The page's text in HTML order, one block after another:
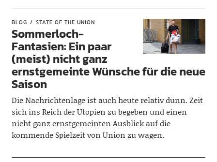
BLOG STATE OF THE UNION
Sommerloch-
Fantasien: Ein paar
(meist) nicht ganz
ernstgemeinte Wünsche für die neue
Saison
Die Nachrichtenlage ist auch heute relativ dünn. Zeit
sich ins Reich der Utopien zu begeben und einen
nicht ganz ernstgemeinten Ausblick auf die
kommende Spielzeit von Union zu wagen.